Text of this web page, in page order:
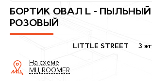
БОРТИК ОВАЛ L - ПЫЛЬНЫЙ
РОЗОВЫЙ
LITTLE STREET 3
На схеме
МЦ ROOMER